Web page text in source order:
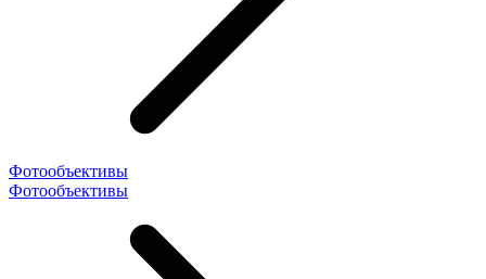
Фотообъективы
Фотообъективы